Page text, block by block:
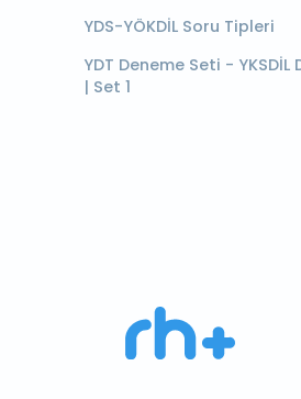
YDS-YÖKDİL Soru Tipleri
YDT Deneme Seti - YKSDİL
| Set 1